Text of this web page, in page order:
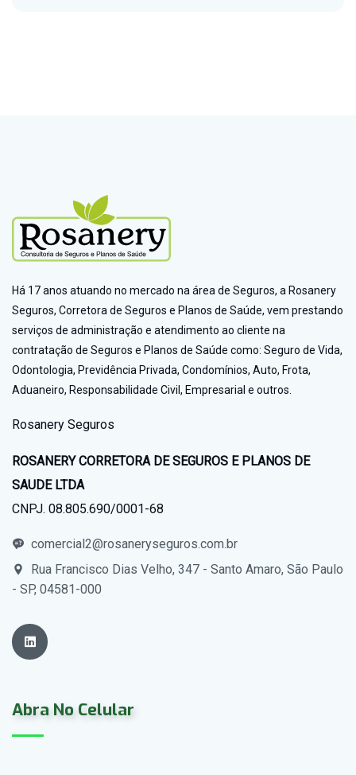
Há 17 anos atuando no mercado na área de Seguros, a Rosanery
Seguros, Corretora de Seguros e Planos de Saúde, vem prestando
serviços de administração e atendimento ao cliente na
contratação de Seguros e Planos de Saúde como: Seguro de Vida,
Odontologia, Previdência Privada, Condomínios, Auto, Frota,
Aduaneiro, Responsabilidade Civil, Empresarial e outros.
Rosanery Seguros
ROSANERY CORRETORA DE SEGUROS E PLANOS DE
SAUDE LTDA
CNPJ. 08.805.690/0001-68
comercial2@rosaneryseguros.com.br
Rua Francisco Dias Velho, 347 - Santo Amaro, São Paulo
- SP, 04581-000
Abra No Celular